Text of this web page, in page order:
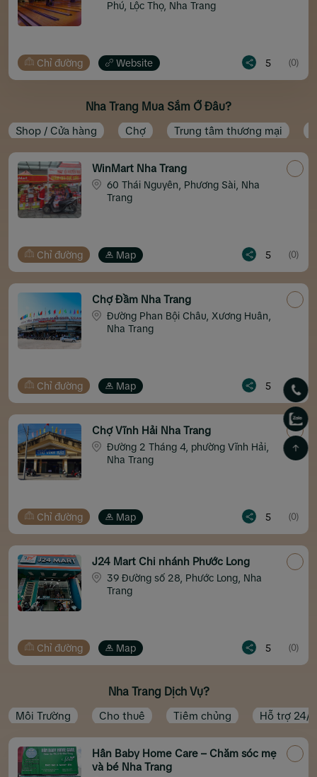
Phú, Lộc Thọ, Nha Trang
Chỉ đường Website 5 (0)
Nha Trang Mua Sắm Ở Đâu?
Shop / Cửa hàng Chợ Trung tâm thương mại
WinMart Nha Trang
60 Thái Nguyên, Phương Sài, Nha
Trang
Chỉ đường Map 5 (0)
Chợ Đầm Nha Trang
Đường Phan Bội Châu, Xương Huân,
Nha Trang
Chỉ đường Map 5 (0)
Chợ Vĩnh Hải Nha Trang
Đường 2 Tháng 4, phường Vĩnh Hải,
Nha Trang
Chỉ đường Map 5 (0)
J24 Mart Chi nhánh Phước Long
39 Đường số 28, Phước Long, Nha
Trang
Chỉ đường Map 5 (0)
Nha Trang Dịch Vụ?
Môi Trường Cho thuê Tiêm chủng Hỗ trợ 24/7
Hân Baby Home Care – Chăm sóc mẹ
và bé Nha Trang